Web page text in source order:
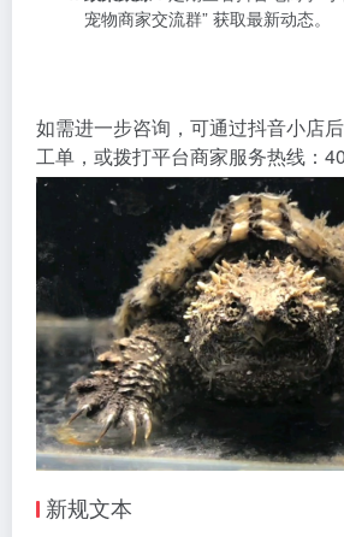
宠物商家交流群” 获取最新动态。
如需进一步咨询，可通过抖音小店
工单，或拨打平台商家服务热线：
新规文本